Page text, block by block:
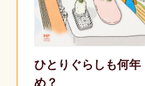
ひとりぐらしも何年
め？